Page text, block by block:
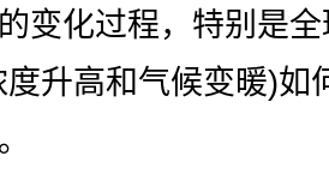
变化过程，特别是
升高和气候变暖)如